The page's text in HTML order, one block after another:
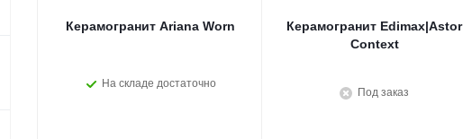
Керамогранит Ariana Worn
На складе достаточно
Керамогранит Edimax|Astor
Context
Под заказ